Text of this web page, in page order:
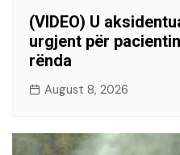
(VIDEO) U
urgjent për
rënda
August 8, 2026